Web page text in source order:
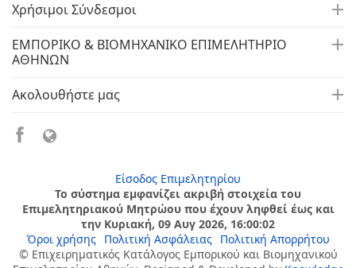
Χρήσιμοι Σύνδεσμοι
ΕΜΠΟΡΙΚΟ & ΒΙΟΜΗΧΑΝΙΚΟ ΕΠΙΜΕΛΗΤΗΡΙΟ
ΑΘΗΝΩΝ
Ακολουθήστε μας
Είσοδος Επιμελητηρίου
Το σύστημα εμφανίζει ακριβή στοιχεία του
Επιμελητηριακού Μητρώου που έχουν ληφθεί έως και
την Κυριακή, 09 Αυγ 2026, 16:00:02
Όροι χρήσης
Πολιτική Ασφάλειας
Πολιτική Απορρήτου
© Επιχειρηματικός Κατάλογος Εμπορικού και Βιομηχανικού